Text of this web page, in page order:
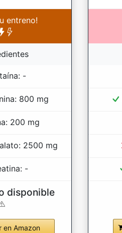
entreno!
-
800 mg
200 mg
2500 mg
-
disponible
en Amazon